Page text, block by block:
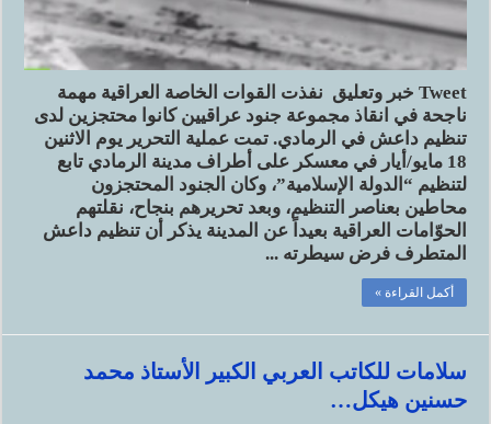
Tweet خبر وتعليق نفذت القوات الخاصة العراقية مهمة
ناجحة في انقاذ مجموعة جنود عراقيين كانوا محتجزين لدى
تنظيم داعش في الرمادي. تمت عملية التحرير يوم الاثنين
18 مايو/أيار في معسكر على أطراف مدينة الرمادي تابع
لتنظيم “الدولة الإسلامية”، وكان الجنود المحتجزون
محاطين بعناصر التنظيم، وبعد تحريرهم بنجاح، نقلتهم
الحوّامات العراقية بعيداً عن المدينة يذكر أن تنظيم داعش
المتطرف فرض سيطرته ...
أكمل القراءة »
سلامات للكاتب العربي الكبير الأستاذ محمد
حسنين هيكل…